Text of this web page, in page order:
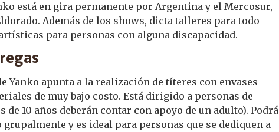
está en gira permanente por Argentina y el Mercosur,
Además de los shows, dicta talleres para todo
para personas con alguna discapacidad.
Yanko apunta a la realización de títeres con envases
de muy bajo costo. Está dirigido a personas de
de 10 años deberán contar con apoyo de un adulto). Podrá
y es ideal para personas que se dediquen a